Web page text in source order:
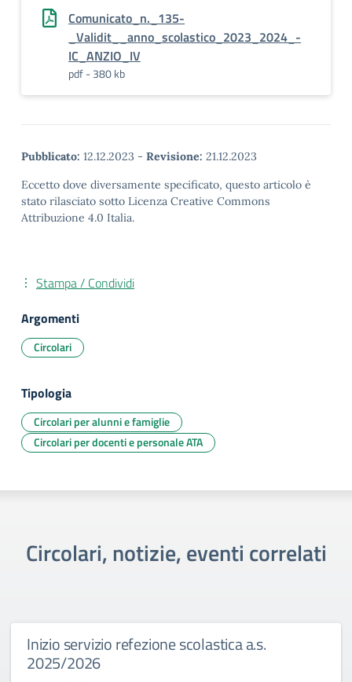
Comunicato_n._135-
_Validit__anno_scolastico_2023_2024_-
IC_ANZIO_IV
pdf - 380 kb
Pubblicato: 12.12.2023 - Revisione: 21.12.2023
Eccetto dove diversamente specificato, questo articolo è
stato rilasciato sotto Licenza Creative Commons
Attribuzione 4.0 Italia.
Stampa / Condividi
Argomenti
Circolari
Tipologia
Circolari per alunni e famiglie
Circolari per docenti e personale ATA
Circolari, notizie, eventi correlati
Inizio servizio refezione scolastica a.s.
2025/2026